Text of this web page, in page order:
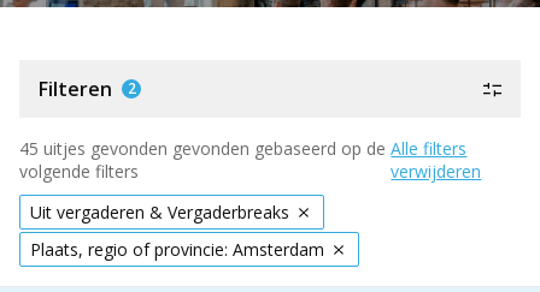
Filteren 2
45 uitjes gevonden gevonden gebaseerd op de
volgende filters
Alle filters
verwijderen
Uit vergaderen & Vergaderbreaks
Plaats, regio of provincie: Amsterdam